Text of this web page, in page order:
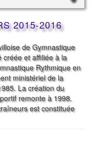
2015-2016
de Gymnastique
créée et affiliée à la
Rythmique en
ministériel de la
La création du
remonte à 1998.
est constituée